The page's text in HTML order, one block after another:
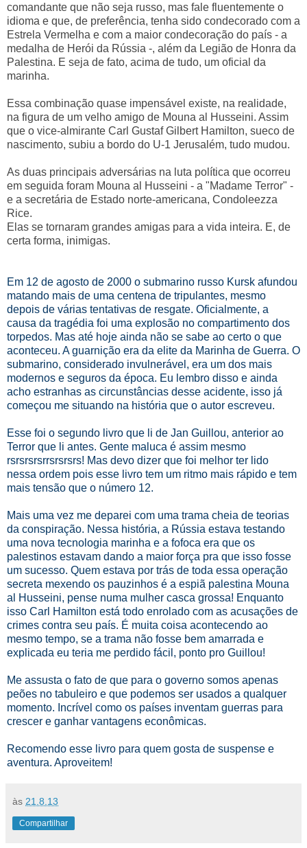
comandante que não seja russo, mas fale fluentemente o
idioma e que, de preferência, tenha sido condecorado com a
Estrela Vermelha e com a maior condecoração do país - a
medalha de Herói da Rússia -, além da Legião de Honra da
Palestina. E seja de fato, acima de tudo, um oficial da
marinha.
Essa combinação quase impensável existe, na realidade,
na figura de um velho amigo de Mouna al Husseini. Assim
que o vice-almirante Carl Gustaf Gilbert Hamilton, sueco de
nascimento, subiu a bordo do U-1 Jerusalém, tudo mudou.
As duas principais adversárias na luta política que ocorreu
em seguida foram Mouna al Husseini - a "Madame Terror" -
e a secretária de Estado norte-americana, Condoleezza
Rice.
Elas se tornaram grandes amigas para a vida inteira. E, de
certa forma, inimigas.
Em 12 de agosto de 2000 o submarino russo Kursk afundou
matando mais de uma centena de tripulantes, mesmo
depois de várias tentativas de resgate. Oficialmente, a
causa da tragédia foi uma explosão no compartimento dos
torpedos. Mas até hoje ainda não se sabe ao certo o que
aconteceu. A guarnição era da elite da Marinha de Guerra. O
submarino, considerado invulnerável, era um dos mais
modernos e seguros da época. Eu lembro disso e ainda
acho estranhas as circunstâncias desse acidente, isso já
começou me situando na história que o autor escreveu.
Esse foi o segundo livro que li de Jan Guillou, anterior ao
Terror que li antes. Gente maluca é assim mesmo
rsrsrsrsrrsrsrsrs! Mas devo dizer que foi melhor ter lido
nessa ordem pois esse livro tem um ritmo mais rápido e tem
mais tensão que o número 12.
Mais uma vez me deparei com uma trama cheia de teorias
da conspiração. Nessa história, a Rússia estava testando
uma nova tecnologia marinha e a fofoca era que os
palestinos estavam dando a maior força pra que isso fosse
um sucesso. Quem estava por trás de toda essa operação
secreta mexendo os pauzinhos é a espiã palestina Mouna
al Husseini, pense numa mulher casca grossa! Enquanto
isso Carl Hamilton está todo enrolado com as acusações de
crimes contra seu país. É muita coisa acontecendo ao
mesmo tempo, se a trama não fosse bem amarrada e
explicada eu teria me perdido fácil, ponto pro Guillou!
Me assusta o fato de que para o governo somos apenas
peões no tabuleiro e que podemos ser usados a qualquer
momento. Incrível como os países inventam guerras para
crescer e ganhar vantagens econômicas.
Recomendo esse livro para quem gosta de suspense e
aventura. Aproveitem!
às 21.8.13
Compartilhar